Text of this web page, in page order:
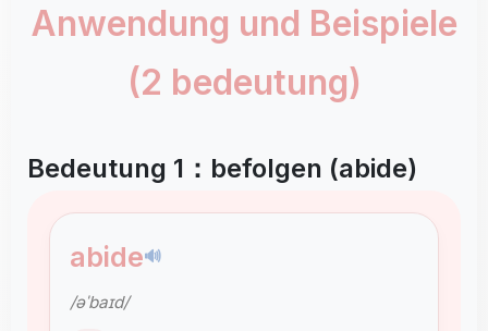
Anwendung und Beispiele
(2 bedeutung)
Bedeutung 1：befolgen (abide)
abide🔊
/əˈbaɪd/